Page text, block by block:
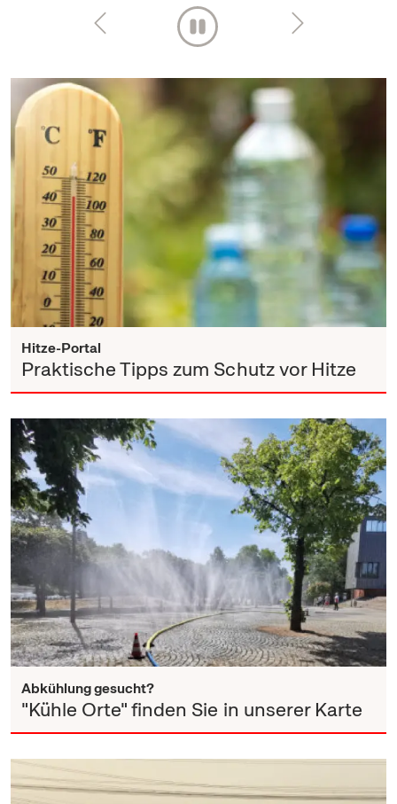
Hitze-Portal
Praktische Tipps zum Schutz vor Hitze
Abkühlung gesucht?
"Kühle Orte" finden Sie in unserer Karte